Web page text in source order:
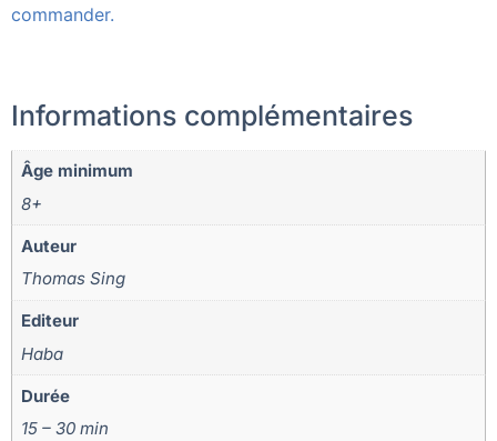
commander.
Informations complémentaires
Âge minimum
8+
Auteur
Thomas Sing
Editeur
Haba
Durée
15 – 30 min